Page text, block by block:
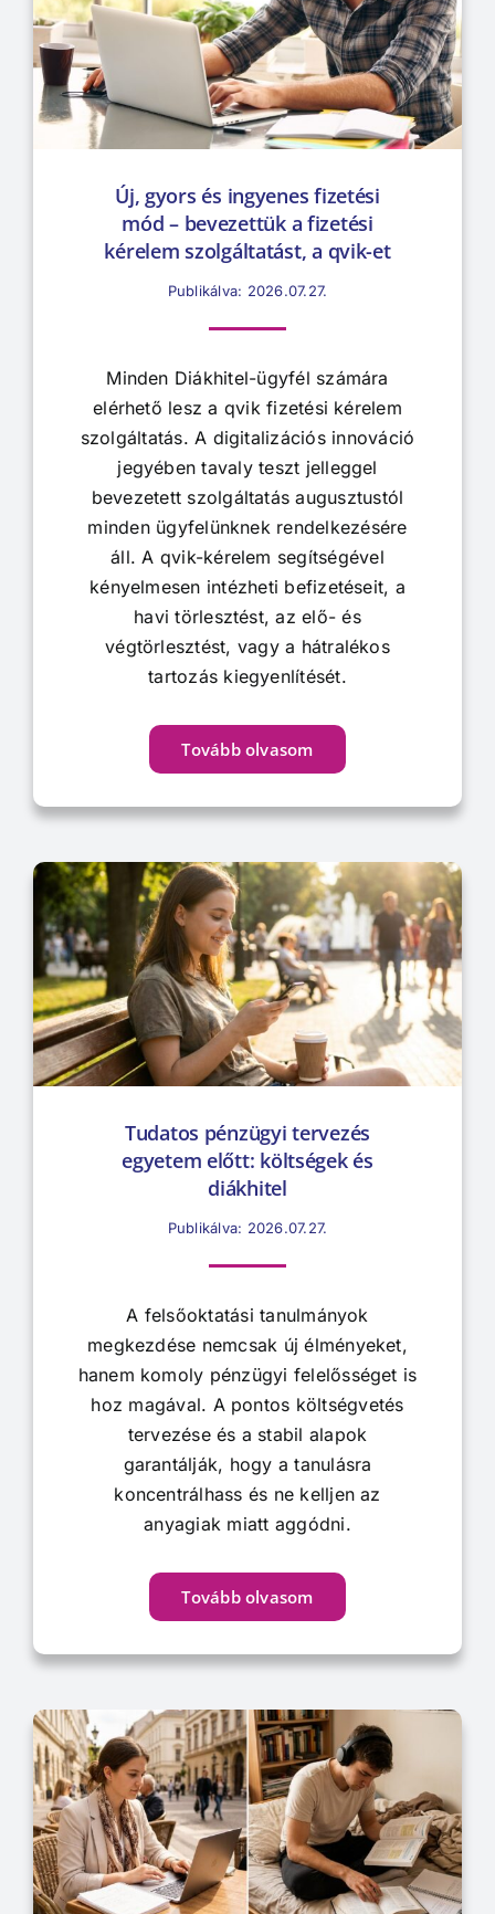
Új, gyors és ingyenes fizetési
mód – bevezettük a fizetési
kérelem szolgáltatást, a qvik-et
Publikálva: 2026.07.27.
Minden Diákhitel-ügyfél számára
elérhető lesz a qvik fizetési kérelem
szolgáltatás. A digitalizációs innováció
jegyében tavaly teszt jelleggel
bevezetett szolgáltatás augusztustól
minden ügyfelünknek rendelkezésére
áll. A qvik-kérelem segítségével
kényelmesen intézheti befizetéseit, a
havi törlesztést, az elő- és
végtörlesztést, vagy a hátralékos
tartozás kiegyenlítését.
Tovább olvasom
Tudatos pénzügyi tervezés
egyetem előtt: költségek és
diákhitel
Publikálva: 2026.07.27.
A felsőoktatási tanulmányok
megkezdése nemcsak új élményeket,
hanem komoly pénzügyi felelősséget is
hoz magával. A pontos költségvetés
tervezése és a stabil alapok
garantálják, hogy a tanulásra
koncentrálhass és ne kelljen az
anyagiak miatt aggódni.
Tovább olvasom